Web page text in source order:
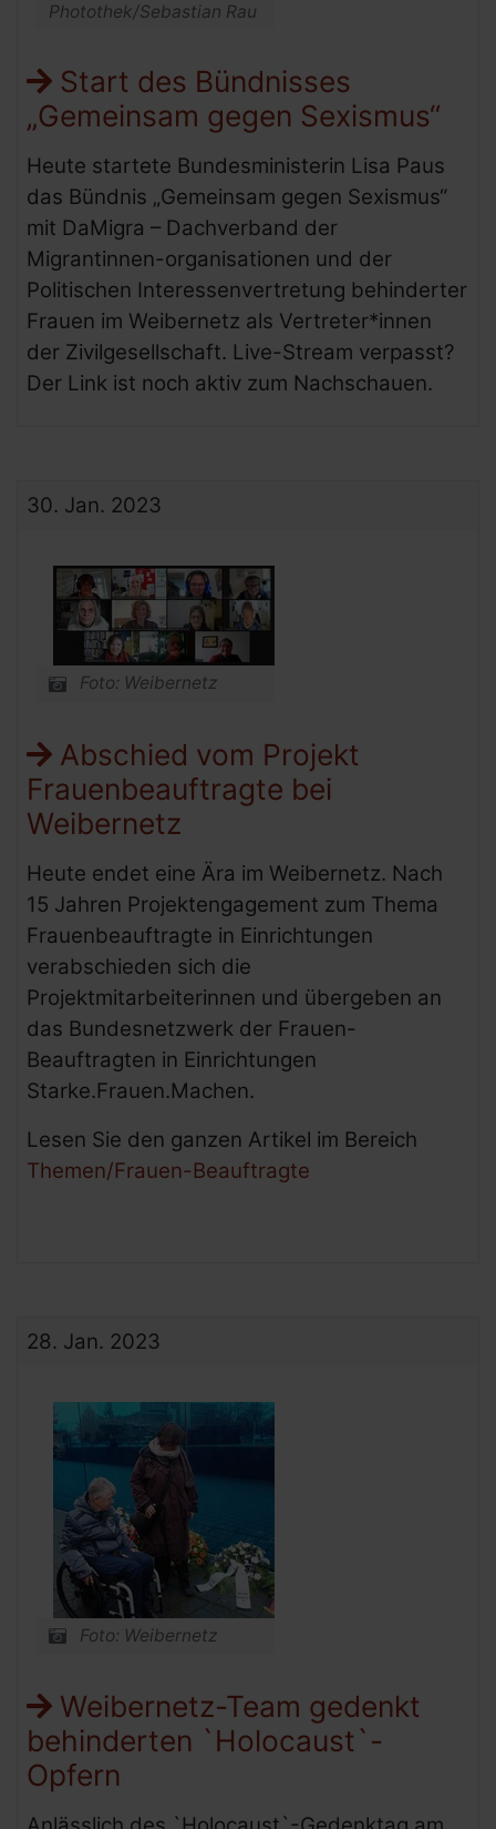
Photothek/Sebastian Rau
Start des Bündnisses
„Gemeinsam gegen Sexismus“
Heute startete Bundesministerin Lisa Paus
das Bündnis „Gemeinsam gegen Sexismus“
mit DaMigra – Dachverband der
Migrantinnen-organisationen und der
Politischen Interessenvertretung behinderter
Frauen im Weibernetz als Vertreter*innen
der Zivilgesellschaft. Live-Stream verpasst?
Der Link ist noch aktiv zum Nachschauen.
30. Jan. 2023
Foto: Weibernetz
Abschied vom Projekt
Frauenbeauftragte bei
Weibernetz
Heute endet eine Ära im Weibernetz. Nach
15 Jahren Projektengagement zum Thema
Frauenbeauftragte in Einrichtungen
verabschieden sich die
Projektmitarbeiterinnen und übergeben an
das Bundesnetzwerk der Frauen-
Beauftragten in Einrichtungen
Starke.Frauen.Machen.
Lesen Sie den ganzen Artikel im Bereich
Themen/Frauen-Beauftragte
28. Jan. 2023
Foto: Weibernetz
Weibernetz-Team gedenkt
behinderten `Holocaust`-
Opfern